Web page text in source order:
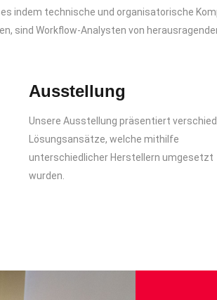
indem technische und organisatorische
sind Workflow-Analysten von
Ausstellung
Unsere Ausstellung präsentiert
Lösungsansätze, welche mithilfe
unterschiedlicher Herstellern umgesetzt
wurden.